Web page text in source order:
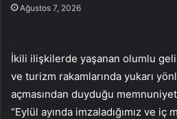
Ağustos 7, 2026
İkili ilişkilerde yaşanan olumlu
ve turizm rakamlarında yukarı
açmasından duyduğu
“Eylül ayında imzaladığımız ve iç